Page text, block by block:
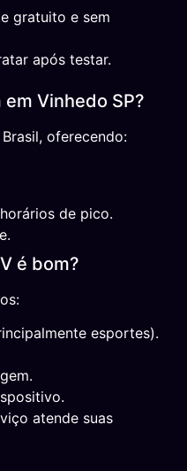
gratuito e sem
após testar.
Vinhedo SP?
oferecendo:
de pico.
é bom?
esportes).
atende suas